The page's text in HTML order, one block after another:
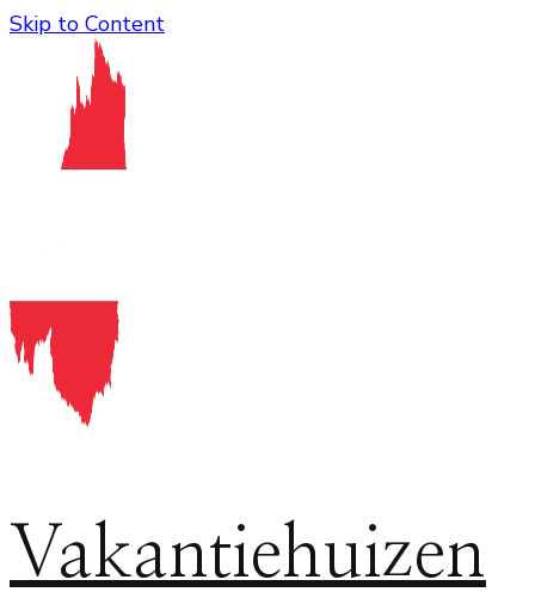
Skip to Content
Vakantiehuizen